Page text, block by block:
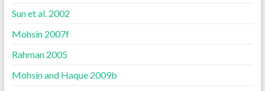
Sun et al. 2002
Mohsin 2007f
Rahman 2005
Mohsin and Haque 2009b